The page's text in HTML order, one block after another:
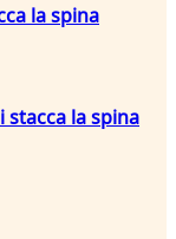
la spina
stacca la spina